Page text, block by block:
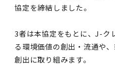
協定を締結しました。
3者は本協定をもとに、J-ク
る環境価値の創出・流通や
創出に取り組みます。